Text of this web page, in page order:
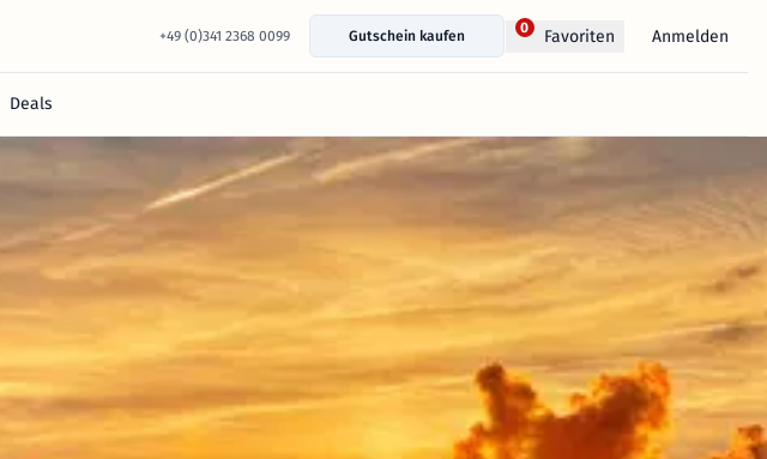
+49 (0)341 2368 0099 Gutschein kaufen
0 Favoriten Anmelden
Deals